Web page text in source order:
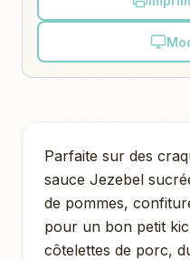
Parfaite sur des
sauce Jezebel
de pommes,
pour un bon petit
côtelettes de porc,